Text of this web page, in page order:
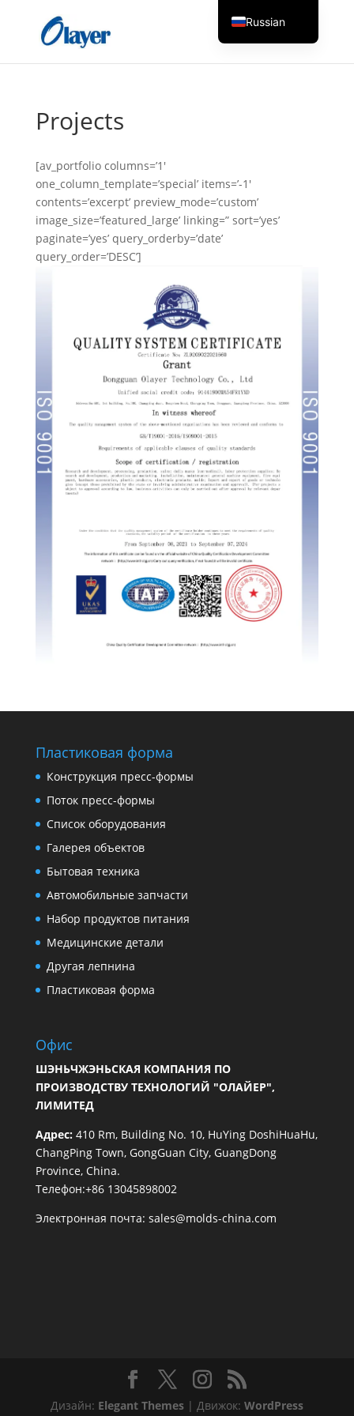
Projects
[av_portfolio columns=’1′
one_column_template=’special’ items=’-1′
contents=’excerpt’ preview_mode=’custom’
image_size=’featured_large’ linking=” sort=’yes’
paginate=’yes’ query_orderby=’date’
query_order=’DESC’]
Пластиковая форма
Конструкция пресс-формы
Поток пресс-формы
Список оборудования
Галерея объектов
Бытовая техника
Автомобильные запчасти
Набор продуктов питания
Медицинские детали
Другая лепнина
Пластиковая форма
Офис
ШЭНЬЧЖЭНЬСКАЯ КОМПАНИЯ ПО
ПРОИЗВОДСТВУ ТЕХНОЛОГИЙ "ОЛАЙЕР",
ЛИМИТЕД
Адрес: 410 Rm, Building No. 10, HuYing DoshiHuaHu,
ChangPing Town, GongGuan City, GuangDong
Province, China.
Телефон:+86 13045898002
Электронная почта: sales@molds-china.com
Дизайн: Elegant Themes| Движок: WordPress
Russian
English
Spanish
Italian
Finnish
Turkish
Portuguese